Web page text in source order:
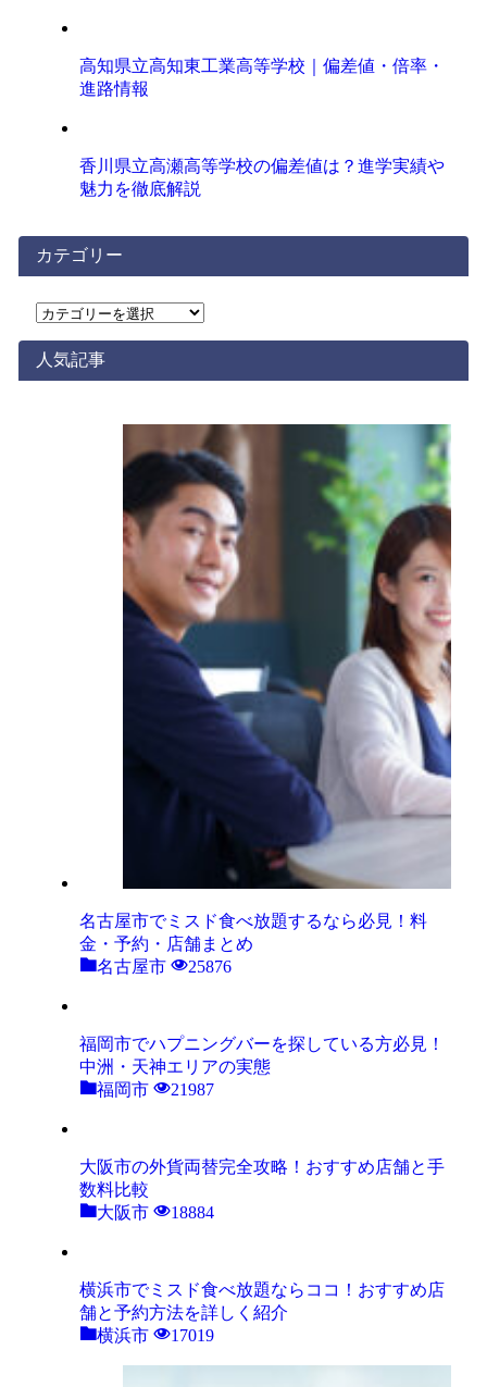
高知県立高知東工業高等学校｜偏差値・倍率・
進路情報
香川県立高瀬高等学校の偏差値は？進学実績や
魅力を徹底解説
カテゴリー
カ
ゴ
リ
人気記事
名古屋市でミスド食べ放題するなら必見！料
金・予約・店舗まとめ
名古屋市
25876
福岡市でハプニングバーを探している方必見！
中洲・天神エリアの実態
福岡市
21987
大阪市の外貨両替完全攻略！おすすめ店舗と手
数料比較
大阪市
18884
横浜市でミスド食べ放題ならココ！おすすめ店
舗と予約方法を詳しく紹介
横浜市
17019